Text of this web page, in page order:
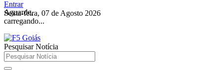
Aguarde,
carregando...
Entrar
Sexta-feira, 07 de Agosto 2026
Pesquisar Notícia